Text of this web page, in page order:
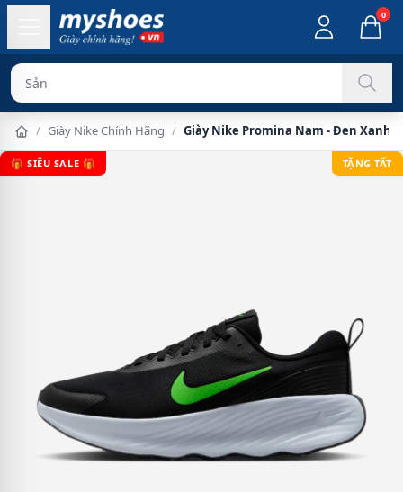
0
Sản phẩm chính
/ Giày Nike Chính Hãng / Giày Nike Promina Nam - Đen Xanh
🎁 SIÊU SALE 🎁 TẶNG TẤT